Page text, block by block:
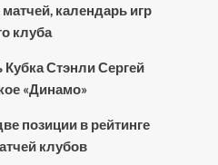
календарь игр
клуба
Стэнли Сергей
«Динамо»
позиции в рейтинге
клубов